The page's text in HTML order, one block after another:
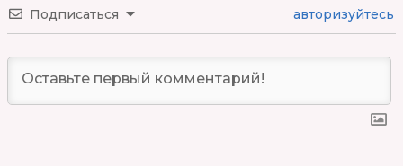
Подписаться авторизуйтесь